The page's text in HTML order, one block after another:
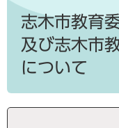
本
志木市教育
及び志木市
について